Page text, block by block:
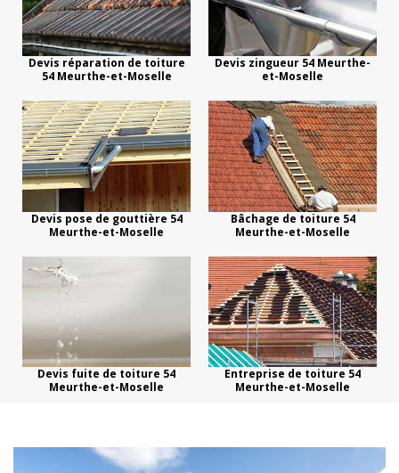
Devis réparation de toiture
54 Meurthe-et-Moselle
Devis zingueur 54 Meurthe-
et-Moselle
Devis pose de gouttière 54
Meurthe-et-Moselle
Bâchage de toiture 54
Meurthe-et-Moselle
Devis fuite de toiture 54
Meurthe-et-Moselle
Entreprise de toiture 54
Meurthe-et-Moselle